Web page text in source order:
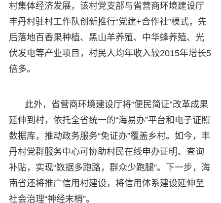
村集体经济发展，该村党支部与省营商环境建设厅
丰丹村驻村工作队创新推行“党建+合作社”模式，先
后落地百香果种植、黑山羊养殖、中华蜂养殖、光
伏发电等产业项目，村民人均年收入较2015年增长5
倍多。
此外，省营商环境建设厅将“便民简证”改革成果
延伸到村，依托全省统一的“海易办”平台和电子证照
数据库，推动政务服务“免证办”覆盖乡村。如今，丰
丹村党群服务中心可协助村民在线申办证明、查询
补贴，实现“数据多跑路，群众少跑腿”。下一步，海
南省还将推广信用村建设，将信用体系建设延伸至
社会治理“神经末梢”。